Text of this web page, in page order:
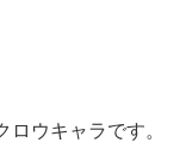
ウキャラです。